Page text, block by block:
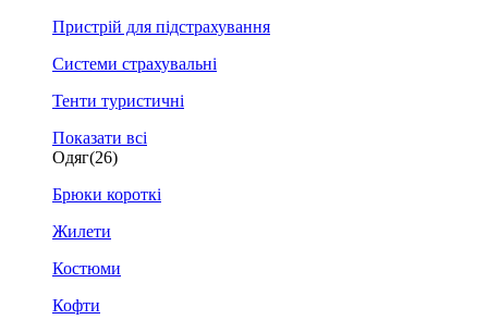
Пристрій для підстрахування
Системи страхувальні
Тенти туристичні
Показати всі
Одяг(26)
Брюки короткі
Жилети
Костюми
Кофти